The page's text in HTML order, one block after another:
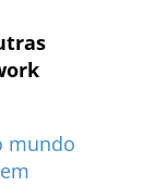
mundo